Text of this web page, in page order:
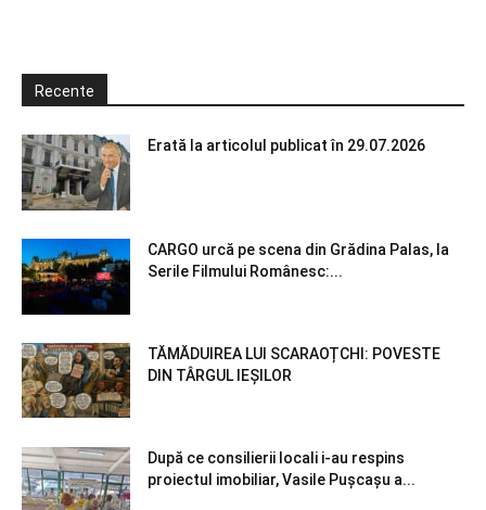
Recente
Erată la articolul publicat în 29.07.2026
CARGO urcă pe scena din Grădina Palas, la
Serile Filmului Românesc:...
TĂMĂDUIREA LUI SCARAOȚCHI: POVESTE
DIN TÂRGUL IEȘILOR
După ce consilierii locali i-au respins
proiectul imobiliar, Vasile Pușcașu a...